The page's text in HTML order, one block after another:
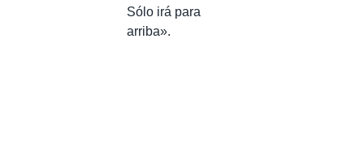
Sólo irá para
arriba».